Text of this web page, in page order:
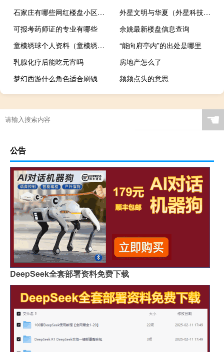
石家庄有哪些网红楼盘小区？介绍5个最知名地产项目
外星文明与华夏（外星科技之华夏帝国）
可报考药师证的专业有哪些
余姚最新楼盘信息查询
童模绣球个人资料（童模绣球）
“能向府亭内”的出处是哪里
乳腺化疗后能吃元宵吗
房地产怎么了
梦幻西游什么角色适合刷钱
频频点头的意思
☚
公告
DeepSeek全套部署资料免费下载